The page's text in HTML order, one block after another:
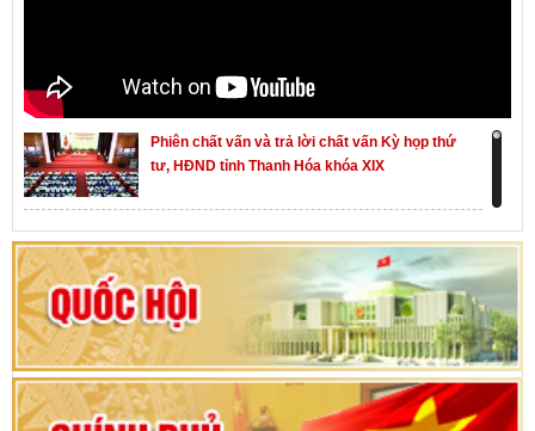
Phiên chất vấn và trả lời chất vấn Kỳ họp thứ
tư, HĐND tỉnh Thanh Hóa khóa XIX
Khai mạc kỳ họp thứ Nhất, Quốc hội khóa XVI
Hướng dẫn quy trình bỏ phiếu bầu cử ĐBQH
khoá XVI và đại biểu HĐND các cấp nhiệm kỳ
2026-2031
80 năm Quốc hội Việt Nam: vì lợi ích Nhân dân,